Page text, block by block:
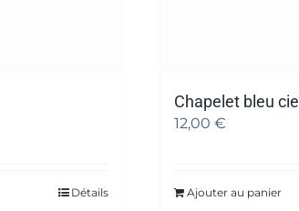
Détails
Chapelet bleu ciel
12,00 €
Ajouter au panier